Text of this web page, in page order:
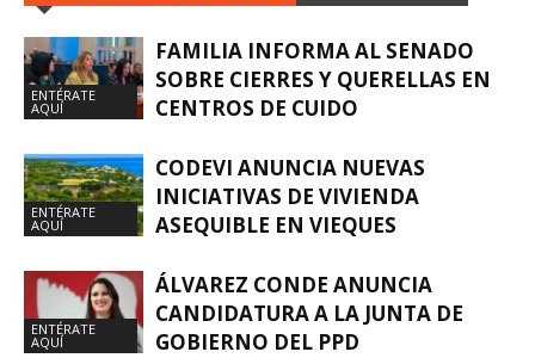
ENTÉRATE
AQUÍ
FAMILIA INFORMA AL SENADO
SOBRE CIERRES Y QUERELLAS EN
CENTROS DE CUIDO
ENTÉRATE
AQUÍ
CODEVI ANUNCIA NUEVAS
INICIATIVAS DE VIVIENDA
ASEQUIBLE EN VIEQUES
ENTÉRATE
AQUÍ
ÁLVAREZ CONDE ANUNCIA
CANDIDATURA A LA JUNTA DE
GOBIERNO DEL PPD